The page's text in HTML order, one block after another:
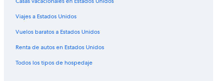
Viajes a Estados Unidos
Vuelos baratos a Estados Unidos
Renta de autos en Estados Unidos
Todos los tipos de hospedaje